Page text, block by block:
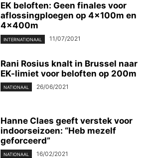
EK beloften: Geen finales voor
aflossingploegen op 4x100m en
4x400m
INTERNATIONAAL 11/07/2021
Rani Rosius knalt in Brussel naar
EK-limiet voor beloften op 200m
NATIONAAL 26/06/2021
Hanne Claes geeft verstek voor
indoorseizoen: “Heb mezelf
geforceerd”
NATIONAAL 16/02/2021